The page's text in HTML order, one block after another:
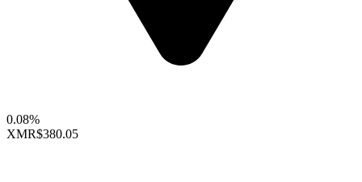
0.08%
XMR$380.05